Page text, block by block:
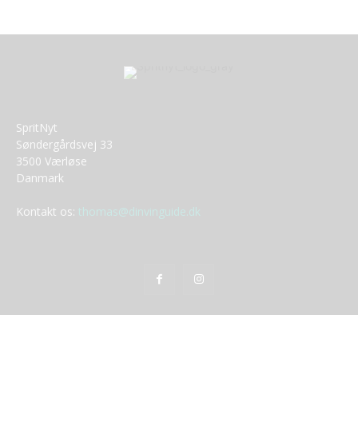
SpritNyt
Søndergårdsvej 33
3500 Værløse
Danmark
Kontakt os: